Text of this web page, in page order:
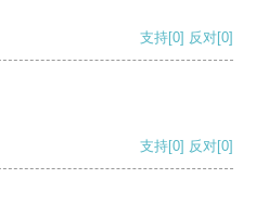
支持[0] 反对[0]
支持[0] 反对[0]